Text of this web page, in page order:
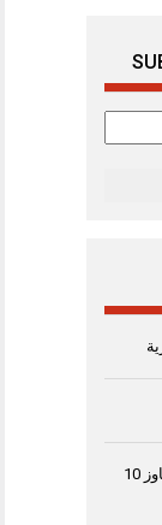
إنتاج القمح في مصر خلال موسم 2026، يتجاوز 10